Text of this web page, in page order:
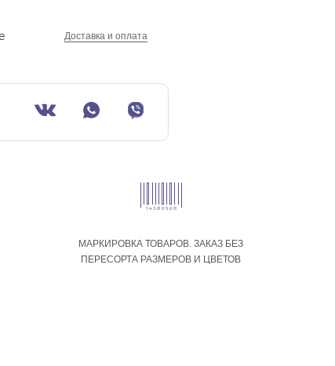
Доставка и оплата
МАРКИРОВКА ТОВАРОВ. ЗАКАЗ БЕЗ
ПЕРЕСОРТА РАЗМЕРОВ И ЦВЕТОВ